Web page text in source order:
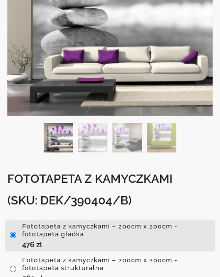
FOTOTAPETA Z KAMYCZKAMI
(SKU: DEK/390404/B)
Fototapeta z kamyczkami – 200cm x 200cm -
fototapeta gładka
476 zł
Fototapeta z kamyczkami – 200cm x 200cm -
fototapeta strukturalna